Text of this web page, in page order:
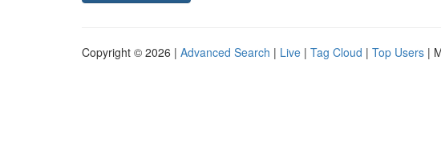
Copyright © 2026 | Advanced Search | Live | Tag Cloud | Top Users |